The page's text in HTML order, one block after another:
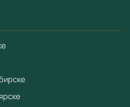
— полный пакет